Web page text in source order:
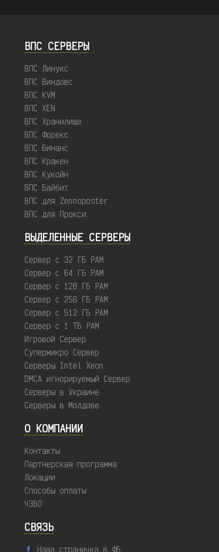
ВПС СЕРВЕРЫ
ВПС Линукс
ВПС Виндовс
ВПС KVM
ВПС XEN
ВПС Хранилище
ВПС Форекс
ВПС Бинанс
ВПС Кракен
ВПС Кукойн
ВПС Байбит
ВПС для Zennoposter
ВПС для Прокси
ВЫДЕЛЕННЫЕ CЕРВЕРЫ
Сервер с 32 ГБ РАМ
Сервер с 64 ГБ РАМ
Сервер с 128 ГБ РАМ
Сервер с 256 ГБ РАМ
Сервер с 512 ГБ РАМ
Сервер с 1 ТБ РАМ
Игровой Сервер
Супермикро Сервер
Серверы Intel Xeon
DMCA игнорируемый Сервер
Серверы в Украине
Серверы в Молдове
О КОМПАНИИ
Контакты
Партнерская программа
Локации
Способы оплаты
ЧЗВО
СВЯЗЬ
Наша страничка в ФБ